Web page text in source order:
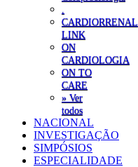
CARDIORRENAL
LINK
ON
CARDIOLOGIA
ON TO
CARE
» Ver
todos
NACIONAL
INVESTIGAÇÃO
SIMPÓSIOS
ESPECIALIDADE